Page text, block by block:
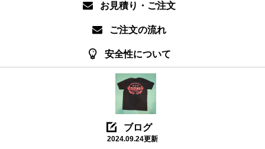
お見積り・ご注文
ご注文の流れ
安全性について
ブログ
2024.09.24更新